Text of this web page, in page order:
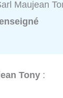
Maujean
Tony :